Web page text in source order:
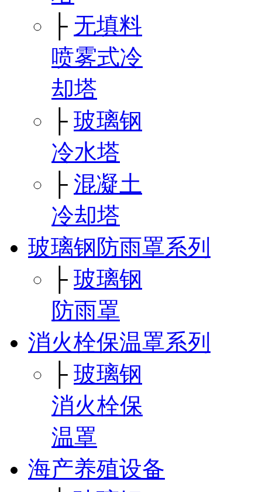
├ 无填料
喷雾式冷
却塔
├ 玻璃钢
冷水塔
├ 混凝土
冷却塔
玻璃钢防雨罩系列
├ 玻璃钢
防雨罩
消火栓保温罩系列
├ 玻璃钢
消火栓保
温罩
海产养殖设备